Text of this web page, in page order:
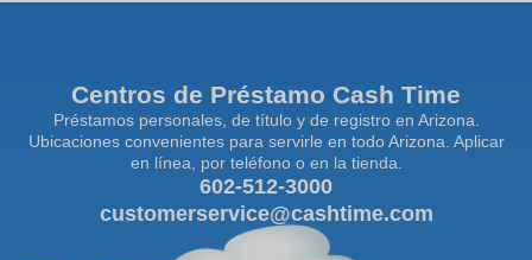
Centros de Préstamo Cash Time
Préstamos personales, de título y de registro en Arizona.
Ubicaciones convenientes para servirle en todo Arizona. Aplicar
en línea, por teléfono o en la tienda.
602-512-3000
customerservice@cashtime.com